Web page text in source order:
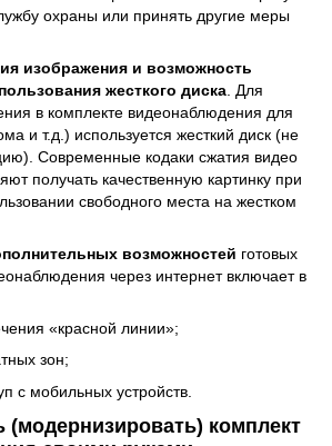
охраны или принять другие меры
изображения и возможность
жесткого диска . Для
в комплекте видеонаблюдения для
и т.д.) используется жесткий диск (не
Современные кодаки сжатия видео
получать качественную картинку при
свободного места на жестком
возможностей готовых
через интернет включает в
«красной линии»;
зон;
с мобильных устройств.
(модернизировать) комплект